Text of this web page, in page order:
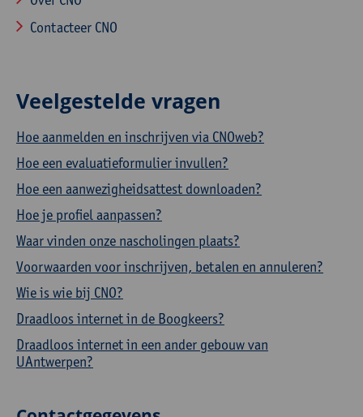
Contacteer CNO
Veelgestelde vragen
Hoe aanmelden en inschrijven via CNOweb?
Hoe een evaluatieformulier invullen?
Hoe een aanwezigheidsattest downloaden?
Hoe je profiel aanpassen?
Waar vinden onze nascholingen plaats?
Voorwaarden voor inschrijven, betalen en annuleren?
Wie is wie bij CNO?
Draadloos internet in de Boogkeers?
Draadloos internet in een ander gebouw van
UAntwerpen?